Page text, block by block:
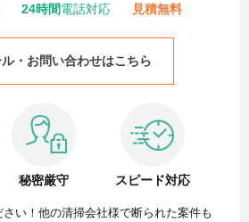
24時間電話対応 見積無料
ル・お問い合わせはこちら
秘密厳守 スピード対応
い！他の清掃会社様で断られた案件も